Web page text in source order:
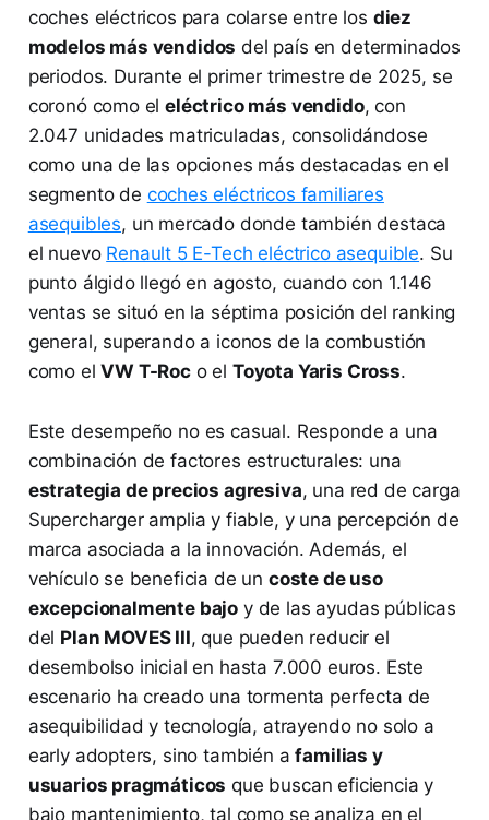
coches eléctricos para colarse entre los diez
modelos más vendidos del país en determinados
periodos. Durante el primer trimestre de 2025, se
coronó como eleléctrico más vendido, con
2.047 unidades matriculadas, consolidándose
como una de las opciones más destacadas en el
segmento de coches eléctricos familiares
asequibles, un mercado donde también destaca
el nuevo Renault 5 E-Tech eléctrico asequible. Su
punto álgido llegó en agosto, cuando con 1.146
ventas se situó en la séptima posición del ranking
general, superando a iconos de la combustión
como elVW T-Roco el Toyota Yaris Cross.
Este desempeño no es casual. Responde a una
combinación de factores estructurales: una
estrategia de precios agresiva, una red de carga
Supercharger amplia y fiable, y una percepción de
marca asociada a la innovación. Además, el
vehículo se beneficia de un coste de uso
excepcionalmente bajo y de las ayudas públicas
del Plan MOVES III, que pueden reducir el
desembolso inicial en hasta 7.000 euros. Este
escenario ha creado una tormenta perfecta de
asequibilidad y tecnología, atrayendo no solo a
early adopters, sino también afamilias y
usuarios pragmáticos que buscan eficiencia y
bajo mantenimiento, tal como se analiza en el